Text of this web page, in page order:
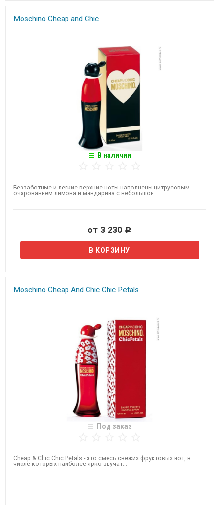
Moschino Cheap and Chic
В наличии
Беззаботные и легкие верхние ноты наполнены цитрусовым
очарованием лимона и мандарина с небольшой...
от 3 230 Р
Moschino Cheap And Chic Chic Petals
Под заказ
Cheap & Chic Chic Petals - это смесь свежих фруктовых нот, в
числе которых наиболее ярко звучат...